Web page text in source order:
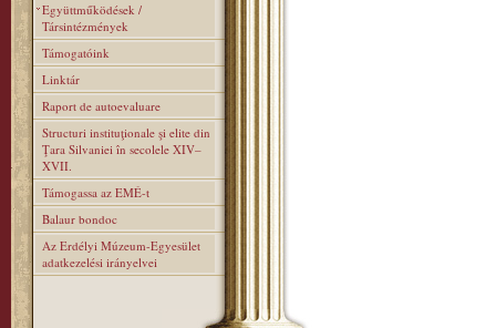
Együttműködések /
Társintézmények
Támogatóink
Linktár
Raport de autoevaluare
Structuri instituţionale şi elite din
Ţara Silvaniei în secolele XIV–
XVII.
Támogassa az EMÉ-t
Balaur bondoc
Az Erdélyi Múzeum-Egyesület
adatkezelési irányelvei